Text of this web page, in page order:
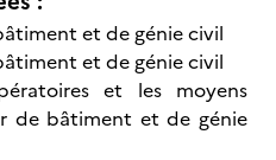
et de génie civil
et de génie civil
et les moyens
de bâtiment et de génie